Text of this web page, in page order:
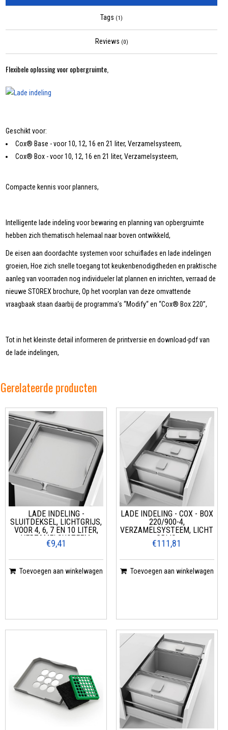
Tags (1)
Reviews (0)
Flexibele oplossing voor opbergruimte,
Geschikt voor:
Cox® Base - voor 10, 12, 16 en 21 liter, Verzamelsysteem,
Cox® Box - voor 10, 12, 16 en 21 liter, Verzamelsysteem,
Compacte kennis voor planners,
Intelligente lade indeling voor bewaring en planning van opbergruimte
hebben zich thematisch helemaal naar boven ontwikkeld,
De eisen aan doordachte systemen voor schuiflades en lade indelingen
groeien, Hoe zich snelle toegang tot keukenbenodigdheden en praktische
aanleg van voorraden nog individueler lat plannen en inrichten, verraad de
nieuwe STOREX brochure, Op het voorplan van deze omvattende
vraagbaak staan daarbij de programma’s “Modify“ en “Cox® Box 220”,
Tot in het kleinste detail informeren de printversie en download-pdf van
de lade indelingen,
Gerelateerde producten
LADE INDELING -
SLUITDEKSEL, LICHTGRIJS,
VOOR 4, 6, 7 EN 10 LITER,
VERZAMELSYSTEEM,
€9,41
Toevoegen aan winkelwagen
LADE INDELING - COX - BOX
220/900-4,
VERZAMELSYSTEEM, LICHT
GRIJS,
€111,81
Toevoegen aan winkelwagen